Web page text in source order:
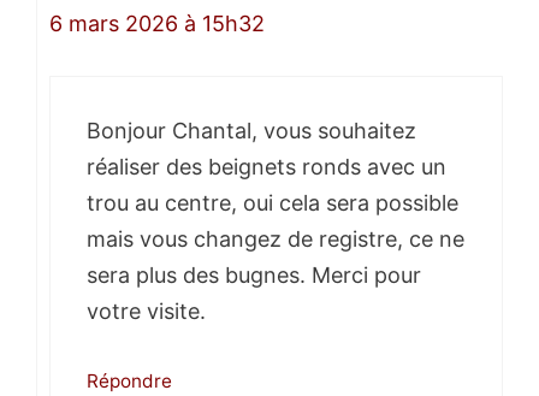
6 mars 2026 à 15h32
Bonjour Chantal, vous souhaitez
réaliser des beignets ronds avec un
trou au centre, oui cela sera possible
mais vous changez de registre, ce ne
sera plus des bugnes. Merci pour
votre visite.
Répondre